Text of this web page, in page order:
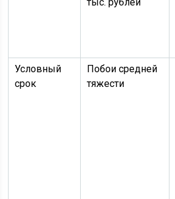
Условный
срок
Побои средней
тяжести